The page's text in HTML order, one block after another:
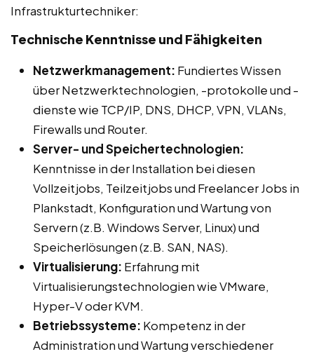
Infrastrukturtechniker:
Technische Kenntnisse und Fähigkeiten
Netzwerkmanagement: Fundiertes Wissen
über Netzwerktechnologien, -protokolle und -
dienste wie TCP/IP, DNS, DHCP, VPN, VLANs,
Firewalls und Router.
Server- und Speichertechnologien:
Kenntnisse in der Installation bei diesen
Vollzeitjobs, Teilzeitjobs und Freelancer Jobs in
Plankstadt, Konfiguration und Wartung von
Servern (z.B. Windows Server, Linux) und
Speicherlösungen (z.B. SAN, NAS).
Virtualisierung: Erfahrung mit
Virtualisierungstechnologien wie VMware,
Hyper-V oder KVM.
Betriebssysteme: Kompetenz in der
Administration und Wartung verschiedener